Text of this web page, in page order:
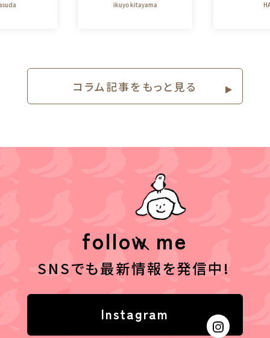
ikuyo kitayama
コラム記事をもっと⾒る
follow me
SNSでも最新情報を発信中!
Instagram